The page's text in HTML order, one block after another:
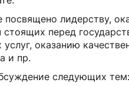
посвящено лидерству,
стоящих перед
услуг, оказанию
и пр.
следующих тем: